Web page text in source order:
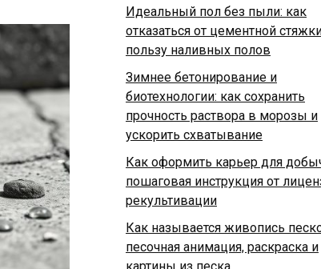
Идеальный пол без пыли: как
отказаться от цементной
пользу наливных полов
Зимнее бетонирование и
биотехнологии: как сохранить
прочность раствора в морозы и
ускорить схватывание
Как оформить карьер для
пошаговая инструкция от
рекультивации
Как называется живопись
песочная анимация, раскраска и